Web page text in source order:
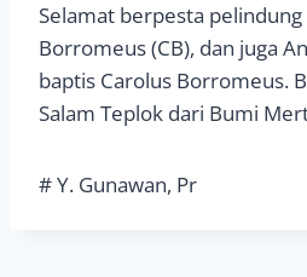
Selamat berpesta
Borromeus (CB), dan juga
baptis Carolus Borromeus.
Salam Teplok dari Bumi
# Y. Gunawan, Pr